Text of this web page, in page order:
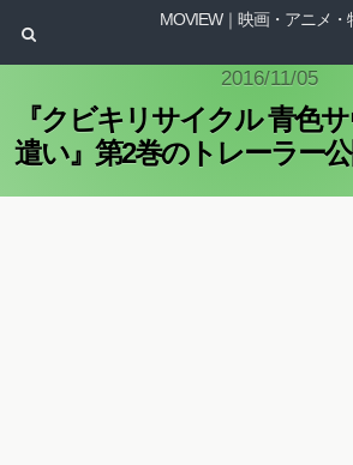
MOVIEW｜映画・アニメ・
2016/11/05
『クビキリサイクル 青色
遣い』第2巻のトレーラー公